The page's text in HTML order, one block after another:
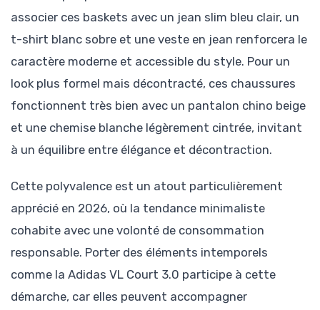
associer ces baskets avec un jean slim bleu clair, un
t-shirt blanc sobre et une veste en jean renforcera le
caractère moderne et accessible du style. Pour un
look plus formel mais décontracté, ces chaussures
fonctionnent très bien avec un pantalon chino beige
et une chemise blanche légèrement cintrée, invitant
à un équilibre entre élégance et décontraction.
Cette polyvalence est un atout particulièrement
apprécié en 2026, où la tendance minimaliste
cohabite avec une volonté de consommation
responsable. Porter des éléments intemporels
comme la Adidas VL Court 3.0 participe à cette
démarche, car elles peuvent accompagner